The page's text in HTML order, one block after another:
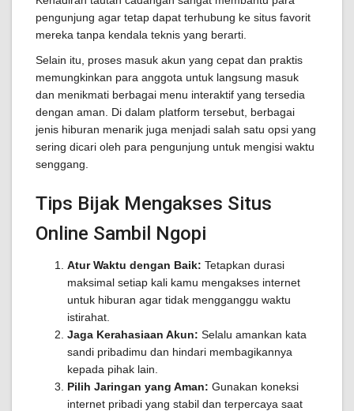
pengunjung agar tetap dapat terhubung ke situs favorit
mereka tanpa kendala teknis yang berarti.
Selain itu, proses masuk akun yang cepat dan praktis
memungkinkan para anggota untuk langsung masuk
dan menikmati berbagai menu interaktif yang tersedia
dengan aman. Di dalam platform tersebut, berbagai
jenis hiburan menarik juga menjadi salah satu opsi yang
sering dicari oleh para pengunjung untuk mengisi waktu
senggang.
Tips Bijak Mengakses Situs
Online Sambil Ngopi
Atur Waktu dengan Baik: Tetapkan durasi
maksimal setiap kali kamu mengakses internet
untuk hiburan agar tidak mengganggu waktu
istirahat.
Jaga Kerahasiaan Akun: Selalu amankan kata
sandi pribadimu dan hindari membagikannya
kepada pihak lain.
Pilih Jaringan yang Aman: Gunakan koneksi
internet pribadi yang stabil dan terpercaya saat